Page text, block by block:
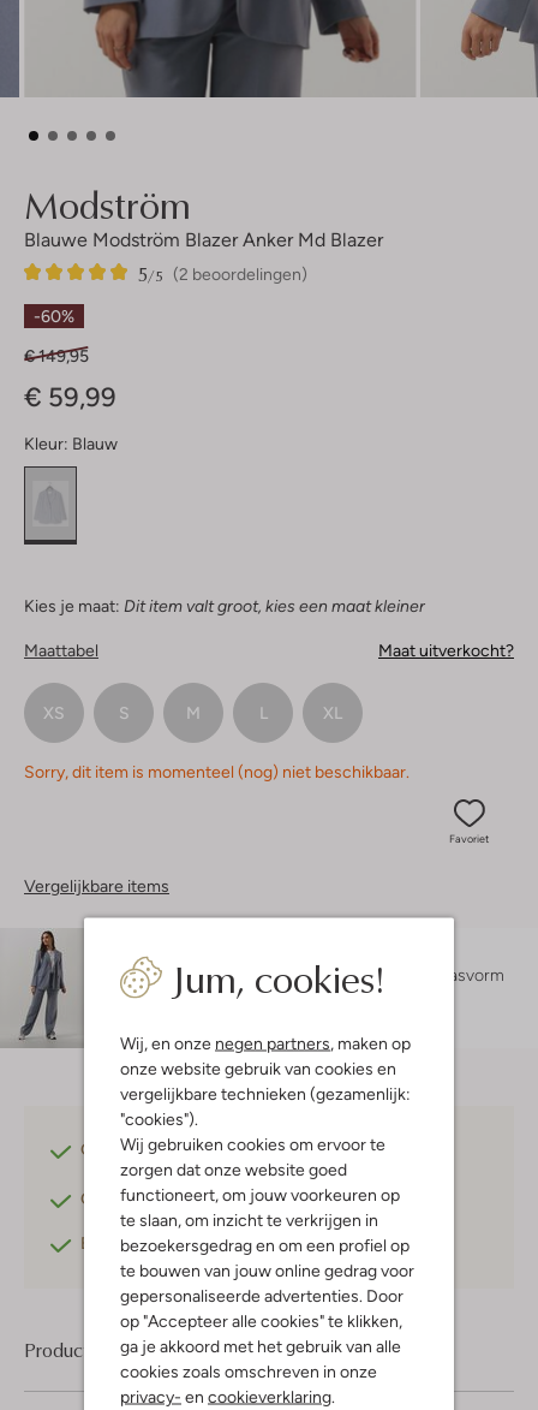
Jum, cookies!
Wij, en onze negen partners , maken op
onze website gebruik van cookies en
vergelijkbare technieken (gezamenlijk:
"cookies").
Wij gebruiken cookies om ervoor te
zorgen dat onze website goed
functioneert, om jouw voorkeuren op
te slaan, om inzicht te verkrijgen in
bezoekersgedrag en om een profiel op
te bouwen van jouw online gedrag voor
gepersonaliseerde advertenties. Door
op "Accepteer alle cookies" te klikken,
ga je akkoord met het gebruik van alle
cookies zoals omschreven in onze
privacy- en cookieverklaring
Modström
Blauwe Modström Blazer Anker Md Blazer
(2 beoordelingen)
5/5
2
5
Sterren
-60%
€ 149,95
€ 59,99
Kleur: Blauw
Kies je maat: Dit item valt groot, kies een maat kleiner
Maattabel Maat uitverkocht?
XS S M L XL
Sorry, dit item is momenteel (nog) niet beschikbaar.
Favoriet
Vergelijkbare items
Lexi is 1 meter 75 lang en draagt maat S.
De pasvorm
losvallend
Gratis verzendingvanaf €75,-
Gratis retournerenbinnen 30 dagen*
Betaal achterafmet Klarna
Product informatie